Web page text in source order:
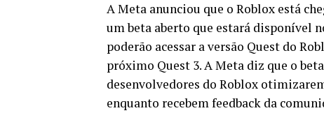
A Meta anunciou que o Roblox está
um beta aberto que estará disponível
poderão acessar a versão Quest do
próximo Quest 3. A Meta diz que o
desenvolvedores do Roblox
enquanto recebem feedback da